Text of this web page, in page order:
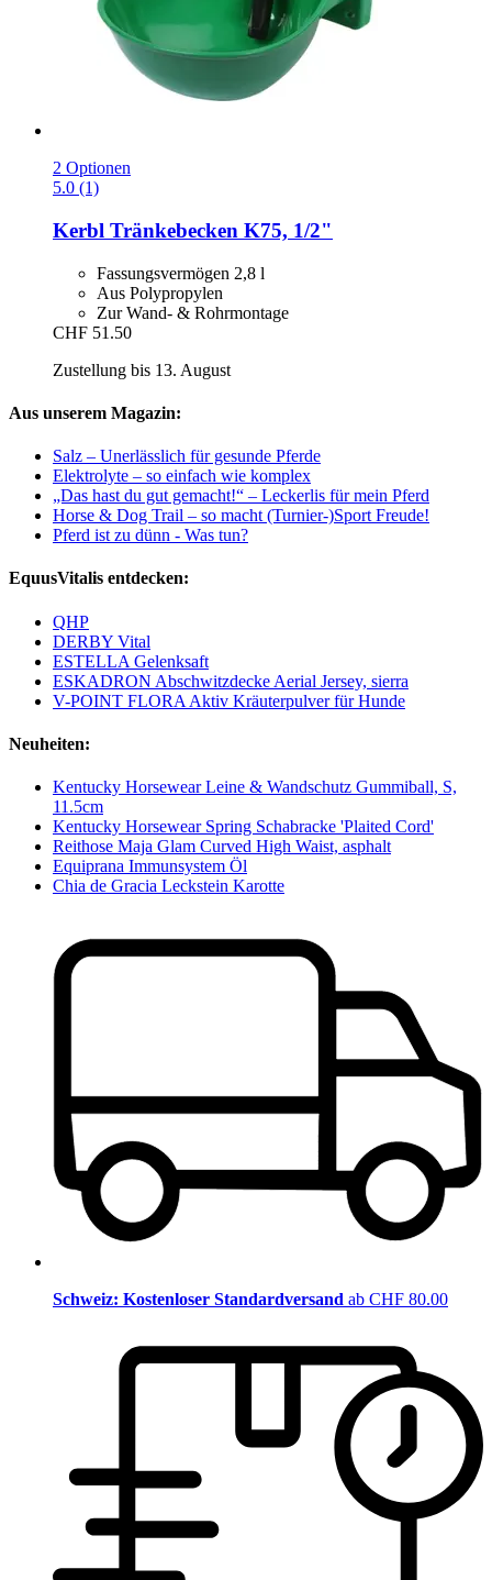
2 Optionen
5.0 (1)
Kerbl Tränkebecken K75, 1/2"
Fassungsvermögen 2,8 l
Aus Polypropylen
Zur Wand- & Rohrmontage
CHF 51.50
Zustellung bis 13. August
Aus unserem Magazin:
Salz – Unerlässlich für gesunde Pferde
Elektrolyte – so einfach wie komplex
„Das hast du gut gemacht!“ – Leckerlis für mein Pferd
Horse & Dog Trail – so macht (Turnier-)Sport Freude!
Pferd ist zu dünn - Was tun?
EquusVitalis entdecken:
QHP
DERBY Vital
ESTELLA Gelenksaft
ESKADRON Abschwitzdecke Aerial Jersey, sierra
V-POINT FLORA Aktiv Kräuterpulver für Hunde
Neuheiten:
Kentucky Horsewear Leine & Wandschutz Gummiball, S,
11.5cm
Kentucky Horsewear Spring Schabracke 'Plaited Cord'
Reithose Maja Glam Curved High Waist, asphalt
Equiprana Immunsystem Öl
Chia de Gracia Leckstein Karotte
Schweiz: Kostenloser Standardversand ab CHF 80.00